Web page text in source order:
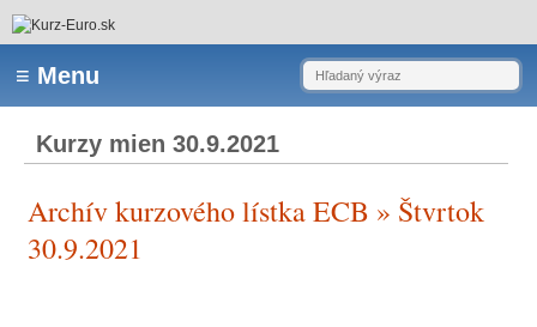
Kurzy mien 30.9.2021
Archív kurzového lístka ECB » Štvrtok
30.9.2021